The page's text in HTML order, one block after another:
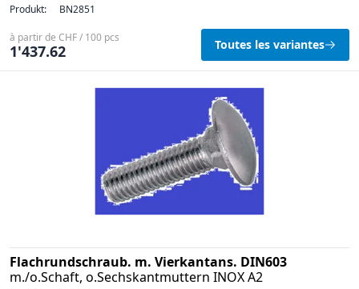
Produkt: BN2851
à partir de CHF / 100 pcs
1'437.62 Toutes les variantes
Flachrundschraub. m. Vierkantans. DIN603
m./o.Schaft, o.Sechskantmuttern INOX A2